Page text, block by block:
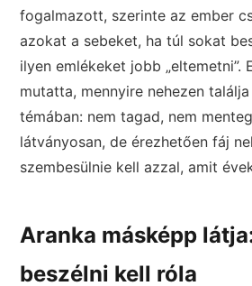
fogalmazott, szerinte az ember
azokat a sebeket, ha túl sokat
ilyen emlékeket jobb „eltemetni”.
mutatta, mennyire nehezen
témában: nem tagad, nem
látványosan, de érezhetően fáj
szembesülnie kell azzal, amit
Aranka másképp
beszélni kell róla